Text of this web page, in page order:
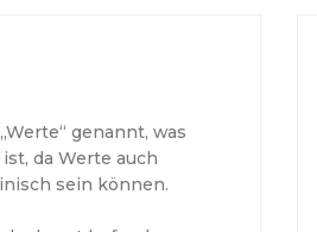
genannt, was
da Werte auch
sein können.